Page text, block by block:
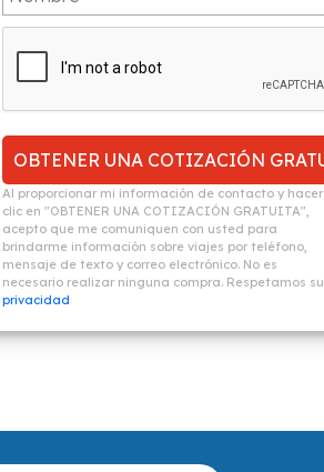
Al proporcionar mi información de contacto y hacer
clic en "OBTENER UNA COTIZACIÓN GRATUITA",
acepto que me comuniquen con usted para
brindarme información sobre viajes por teléfono,
mensaje de texto y correo electrónico. No es
necesario realizar ninguna compra. Respetamos su
privacidad